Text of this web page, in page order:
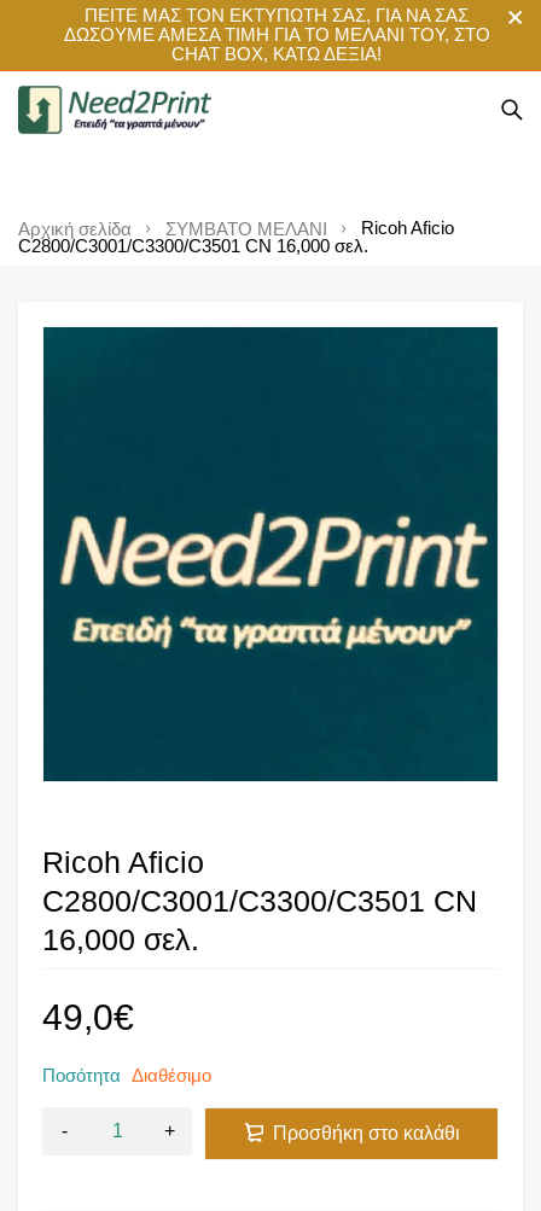
ΠΕΙΤΕ ΜΑΣ ΤΟΝ ΕΚΤΥΠΩΤΗ ΣΑΣ, ΓΙΑ ΝΑ ΣΑΣ
ΔΩΣΟΥΜΕ ΑΜΕΣΑ ΤΙΜΗ ΓΙΑ ΤΟ ΜΕΛΑΝΙ ΤΟΥ, ΣΤΟ
CHAT BOX, ΚΑΤΩ ΔΕΞΙΑ!
Αρχική σελίδα ΣΥΜΒΑΤΟ ΜΕΛΑΝΙ
Ricoh Aficio
C2800/C3001/C3300/C3501 CN 16,000 σελ.
Ricoh Aficio
C2800/C3001/C3300/C3501 CN
16,000 σελ.
49,0€
Ποσότητα Διαθέσιμο
Προσθήκη στο καλάθι